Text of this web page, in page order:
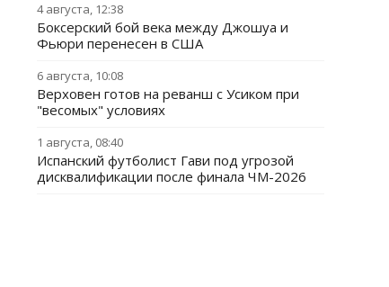
4 августа, 12:38
Боксерский бой века между Джошуа и
Фьюри перенесен в США
6 августа, 10:08
Верховен готов на реванш с Усиком при
"весомых" условиях
1 августа, 08:40
Испанский футболист Гави под угрозой
дисквалификации после финала ЧМ-2026